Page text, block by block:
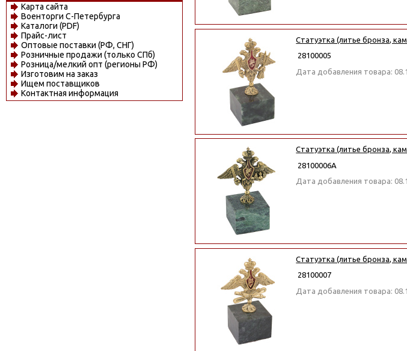
Карта сайта
Военторги С-Петербурга
Каталоги (PDF)
Прайс-лист
Оптовые поставки (РФ, СНГ)
Розничные продажи (только СПб)
Розница/мелкий опт (регионы РФ)
Изготовим на заказ
Ищем поставщиков
Контактная информация
Статуэтка (литье бронза,
28100005
Дата добавления товара:
Статуэтка (литье бронза,
28100006А
Дата добавления товара:
Статуэтка (литье бронза,
28100007
Дата добавления товара: